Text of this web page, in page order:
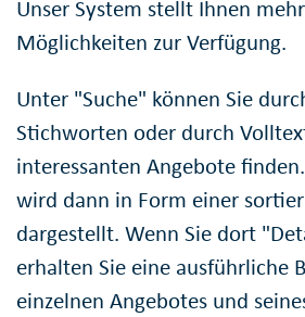
Unser System stellt Ihnen
Möglichkeiten zur Verfügung.
Unter "Suche" können Sie
Stichworten oder durch
interessanten Angebote
wird dann in Form einer
dargestellt. Wenn Sie dort
erhalten Sie eine ausführliche
einzelnen Angebotes und